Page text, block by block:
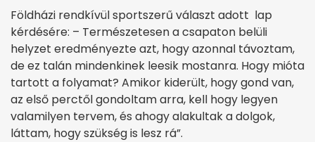
Földházi rendkívül sportszerű választ adott lap
kérdésére: – Természetesen a csapaton belüli
helyzet eredményezte azt, hogy azonnal távoztam,
de ez talán mindenkinek leesik mostanra. Hogy mióta
tartott a folyamat? Amikor kiderült, hogy gond van,
az első perctől gondoltam arra, kell hogy legyen
valamilyen tervem, és ahogy alakultak a dolgok,
láttam, hogy szükség is lesz rá”.